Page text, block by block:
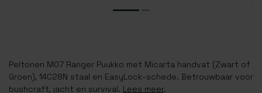
Peltonen M07 Ranger Puukko met Micarta handvat (Zwart of
Groen), 14C28N staal en EasyLock-schede. Betrouwbaar voor
bushcraft, jacht en survival. Lees meer.